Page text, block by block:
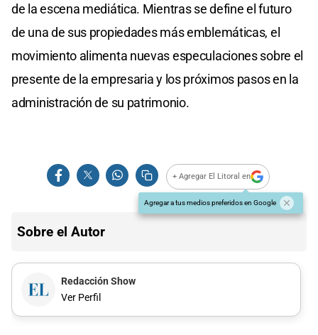
de la escena mediática. Mientras se define el futuro
de una de sus propiedades más emblemáticas, el
movimiento alimenta nuevas especulaciones sobre el
presente de la empresaria y los próximos pasos en la
administración de su patrimonio.
+ Agregar El Litoral en
Agregar a tus medios preferidos en Google
Sobre el Autor
Redacción Show
Ver Perfil